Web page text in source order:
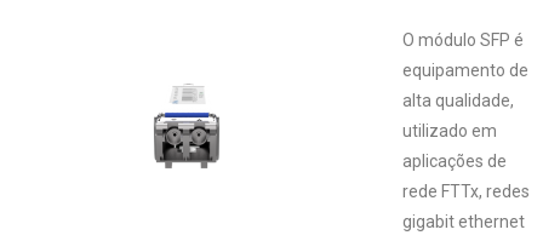
O módulo SFP é
equipamento de
alta qualidade,
utilizado em
aplicações de
rede FTTx, redes
gigabit ethernet